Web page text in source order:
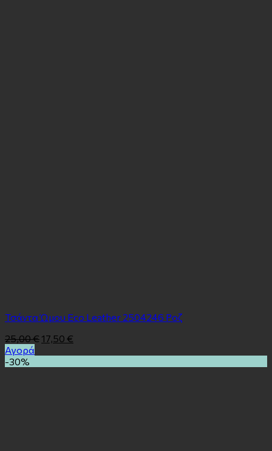
Τσάντα Ώμου Eco Leather 2504246 Ροζ
25,00€ 17,50 €
Αγορά
-30%